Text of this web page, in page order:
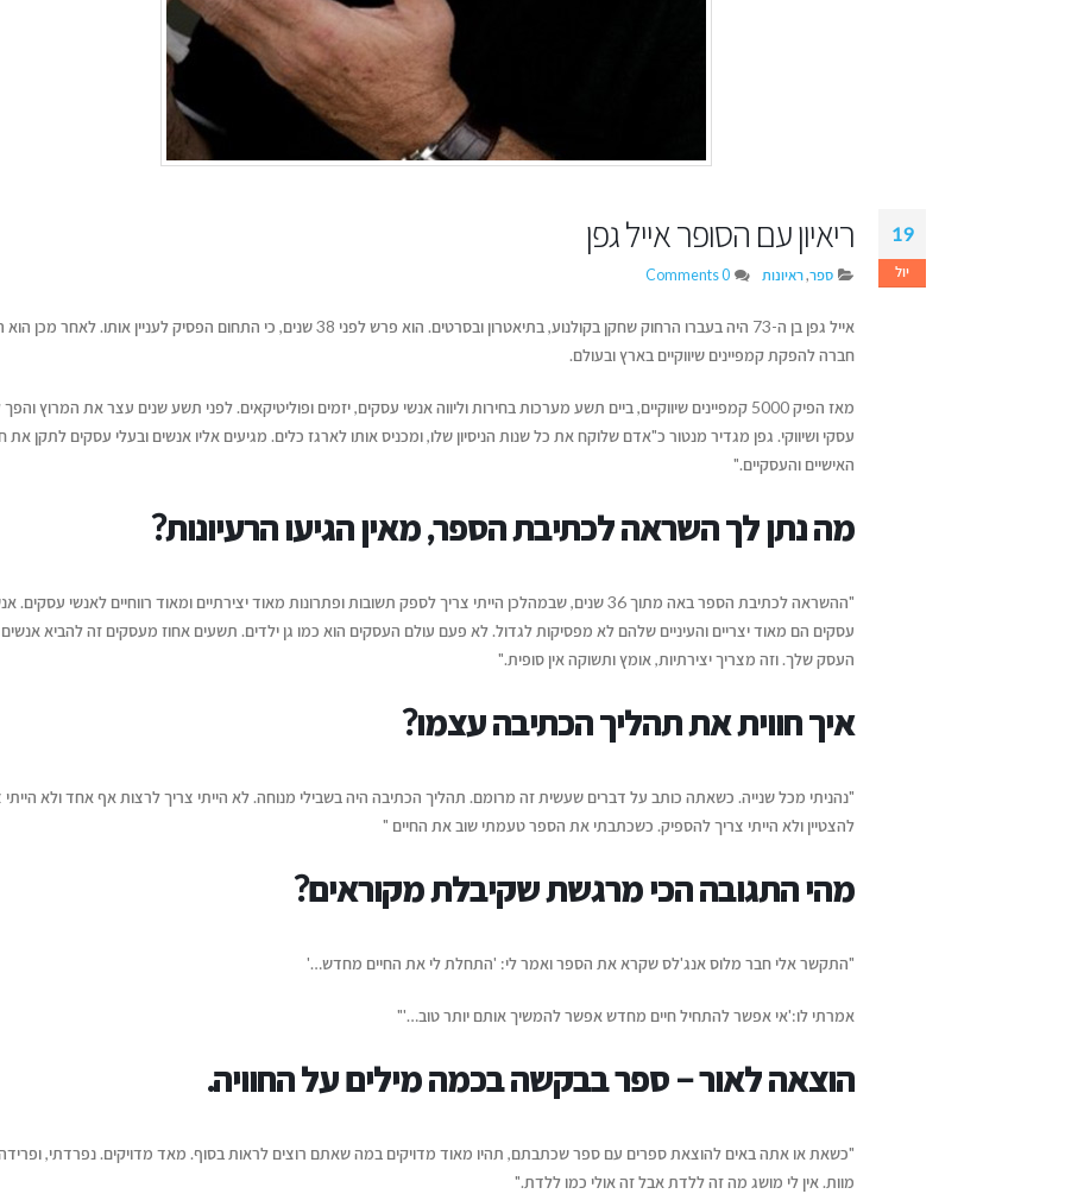
19
יול
ריאיון עם הסופר אייל גפן
ספר,ראיונות 0 Comments
אייל גפן בן ה-73 היה בעברו הרחוק שחקן בקולנוע, בתיאטרון ובסרטים. הוא פרש לפני 38 שנים, כי התחום הפסיק לעניין אותו. לאחר
חברה להפקת קמפיינים שיווקיים בארץ ובעולם.
מאז הפיק 5000 קמפיינים שיווקיים, ביים תשע מערכות בחירות וליווה אנשי עסקים, יזמים ופוליטיקאים. לפני תשע שנים עצר את המרוץ
עסקי ושיווקי. גפן מגדיר מנטור כ"אדם שלוקח את כל שנות הניסיון שלו, ומכניס אותו לארגז כלים. מגיעים אליו אנשים ובעלי עסקים לתקן את
האישיים והעסקיים."
מה נתן לך השראה לכתיבת הספר, מאין הגיעו הרעיונות?
"ההשראה לכתיבת הספר באה מתוך 36 שנים, שבמהלכן הייתי צריך לספק תשובות ופתרונות מאוד יצירתיים ומאוד רווחיים לאנשי עסקים.
עסקים הם מאוד יצריים והעיניים שלהם לא מפסיקות לגדול. לא פעם עולם העסקים הוא כמו גן ילדים. תשעים אחוז מעסקים זה להביא
העסק שלך. וזה מצריך יצירתיות, אומץ ותשוקה אין סופית."
איך חווית את תהליך הכתיבה עצמו?
"נהניתי מכל שנייה. כשאתה כותב על דברים שעשית זה מרומם. תהליך הכתיבה היה בשבילי מנוחה. לא הייתי צריך לרצות אף אחד ולא הייתי
להצטיין ולא הייתי צריך להספיק. כשכתבתי את הספר טעמתי שוב את החיים "
מהי התגובה הכי מרגשת שקיבלת מקוראים?
"התקשר אלי חבר מלוס אנג'לס שקרא את הספר ואמר לי: 'התחלת לי את החיים מחדש…'
אמרתי לו:'אי אפשר להתחיל חיים מחדש אפשר להמשיך אותם יותר טוב…'"
הוצאה לאור – ספר בבקשה בכמה מילים על החוויה.
"כשאת או אתה באים להוצאת ספרים עם ספר שכתבתם, תהיו מאוד מדויקים במה שאתם רוצים לראות בסוף. מאד מדויקים. נפרדתי,
מוות. אין לי מושג מה זה ללדת אבל זה אולי כמו ללדת."
דן טימור על הספר שהפך לשיטה
מעבר לדפים – איך תיראה ההוצאה
לאור של העתיד?
איך עידן הבינוניות מייצר הזדמנות
גדולה לקולות ייחודיים
איך לשמור על קול אותנטי
כשמשתמשים בבינה מלאכותית
איך לשווק את הספר שלכם בעידן
ה-AI
ריאיון עם בועז דרורי, מחבר הספר
"רווק, נשוי, גרוש"
דן טימור על הספר שהפך
ליצירת זוגיות מאושרת
מעבר לדפים – איך תיראה
לאור של העתיד?
איך עידן הבינוניות מייצר
מעבר לדפים – איך תיראה
ההוצאה לאור של העתיד?
איך עידן הבינוניות מייצר
כשמשתמשים בבינה
מלאכותית
איך לשווק את הספר שלכם
בעידן ה-AI
הספר "רווק, נשוי, גרוש"
יוני 16, 2026